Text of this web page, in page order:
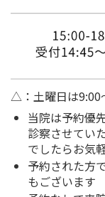
△：土曜日は9:00
当院は予約優
診察させてい
でしたらお気
予約された方
もございます